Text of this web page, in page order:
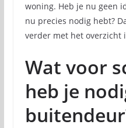
woning. Heb je nu geen
nu precies nodig hebt?
verder met het overzicht
Wat voor
heb je